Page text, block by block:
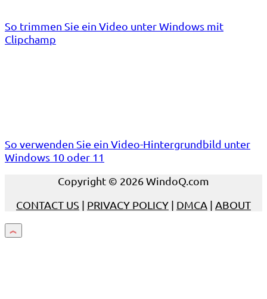
So trimmen Sie ein Video unter Windows mit
Clipchamp
So verwenden Sie ein Video-Hintergrundbild unter
Windows 10 oder 11
Copyright © 2026 WindoQ.com
CONTACT US | PRIVACY POLICY | DMCA | ABOUT